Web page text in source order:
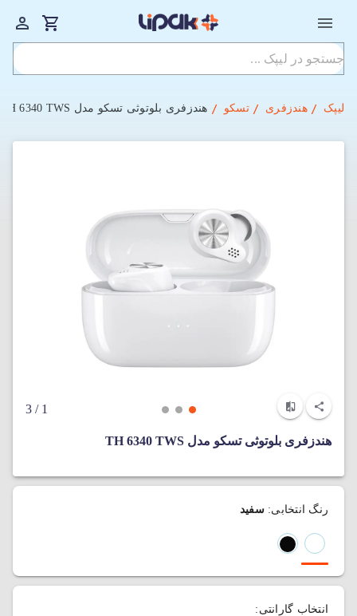
لیپک هندزفری تسکو هندزفری بلوتوثی تسکو مدل TH 6340 TWS
1
/ 3
هندزفری بلوتوثی تسکو مدل TH 6340 TWS
رنگ انتخابی:سفید
انتخاب گارانتی: